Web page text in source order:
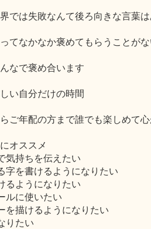
では失敗なんて後ろ向きな言葉
てなかなか褒めてもらうことが
なで褒め合います
い自分だけの時間
ご年配の方まで誰でも楽しめて
オススメ
気持ちを伝えたい
字を書けるようになりたい
るようになりたい
ルに使いたい
を描けるようになりたい
りたい